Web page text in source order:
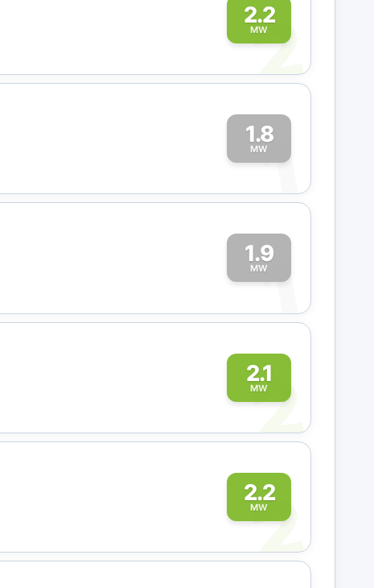
2.2
MW
2
1.8
MW
1
1.9
MW
1
2.1
MW
2
2.2
MW
2